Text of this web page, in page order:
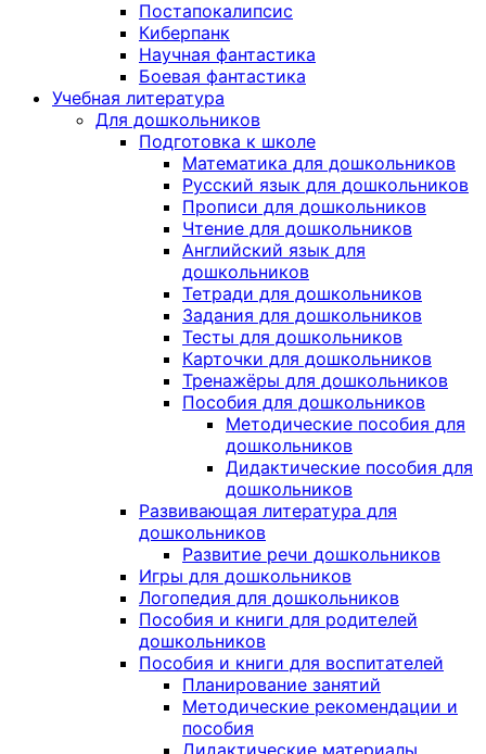
Постапокалипсис
Киберпанк
Научная фантастика
Боевая фантастика
Учебная литература
Для дошкольников
Подготовка к школе
Математика для дошкольников
Русский язык для дошкольников
Прописи для дошкольников
Чтение для дошкольников
Английский язык для
дошкольников
Тетради для дошкольников
Задания для дошкольников
Тесты для дошкольников
Карточки для дошкольников
Тренажёры для дошкольников
Пособия для дошкольников
Методические пособия для
дошкольников
Дидактические пособия для
дошкольников
Развивающая литература для
дошкольников
Развитие речи дошкольников
Игры для дошкольников
Логопедия для дошкольников
Пособия и книги для родителей
дошкольников
Пособия и книги для воспитателей
Планирование занятий
Методические рекомендации и
пособия
Дидактические материалы